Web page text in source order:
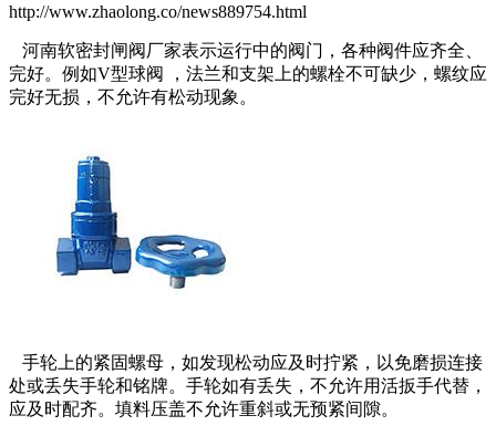
http://www.zhaolong.co/news889754.html
河南软密封闸阀厂家表示运行中的阀门，各种阀件应齐全、
完好。例如V型球阀 ，法兰和支架上的螺栓不可缺少，螺纹应
完好无损，不允许有松动现象。
手轮上的紧固螺母，如发现松动应及时拧紧，以免磨损连接
处或丢失手轮和铭牌。手轮如有丢失，不允许用活扳手代替，
应及时配齐。填料压盖不允许重斜或无预紧间隙。